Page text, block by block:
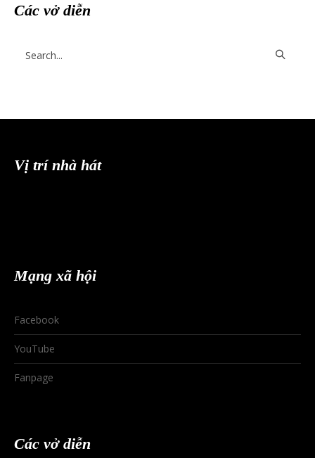
Các vở diễn
Vị trí nhà hát
Mạng xã hội
Facebook
YouTube
Fanpage
Các vở diễn